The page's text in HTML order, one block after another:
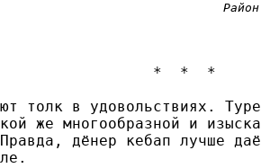
*  *  *
толк в удовольствиях.
же многообразной и
дёнер кебап лучше